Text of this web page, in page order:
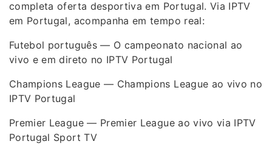
completa oferta desportiva em Portugal. Via IPTV
em Portugal, acompanha em tempo real:
Futebol português — O campeonato nacional ao
vivo e em direto no IPTV Portugal
Champions League — Champions League ao vivo no
IPTV Portugal
Premier League — Premier League ao vivo via IPTV
Portugal Sport TV